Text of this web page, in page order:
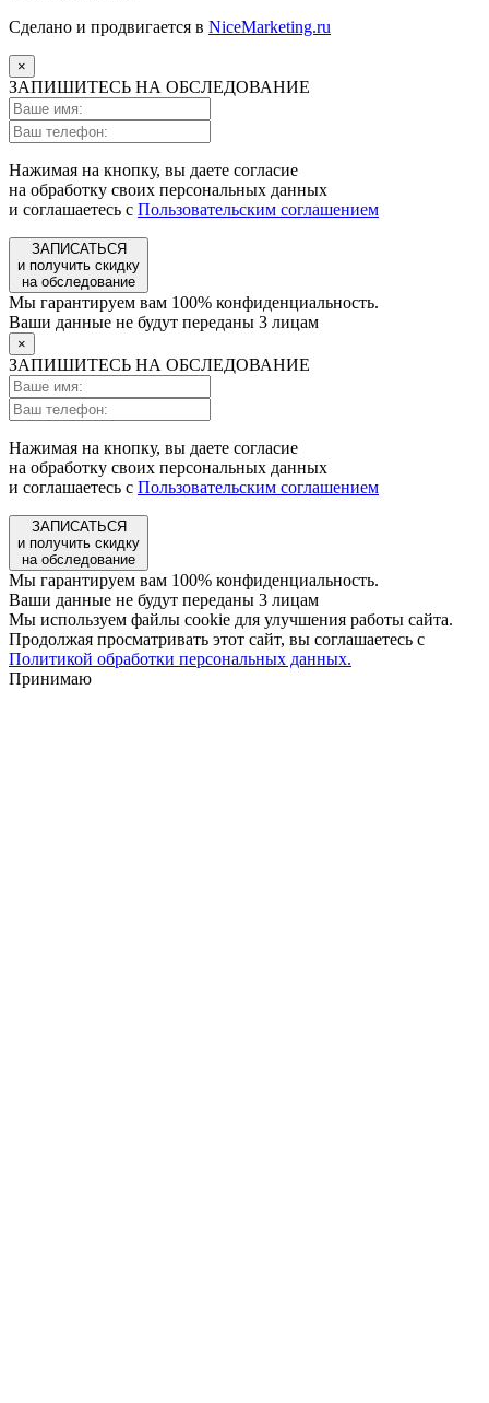
Сделано и продвигается в NiceMarketing.ru
×
ЗАПИШИТЕСЬ НА ОБСЛЕДОВАНИЕ
Нажимая на кнопку, вы даете согласие
на обработку своих персональных данных
и соглашаетесь с Пользовательским соглашением
ЗАПИСАТЬСЯ
и получить скидку
на обследование
Мы гарантируем вам 100% конфиденциальность.
Ваши данные не будут переданы 3 лицам
×
ЗАПИШИТЕСЬ НА ОБСЛЕДОВАНИЕ
Нажимая на кнопку, вы даете согласие
на обработку своих персональных данных
и соглашаетесь с Пользовательским соглашением
ЗАПИСАТЬСЯ
и получить скидку
на обследование
Мы гарантируем вам 100% конфиденциальность.
Ваши данные не будут переданы 3 лицам
Мы используем файлы cookie для улучшения работы сайта.
Продолжая просматривать этот сайт, вы соглашаетесь с
Политикой обработки персональных данных.
Принимаю